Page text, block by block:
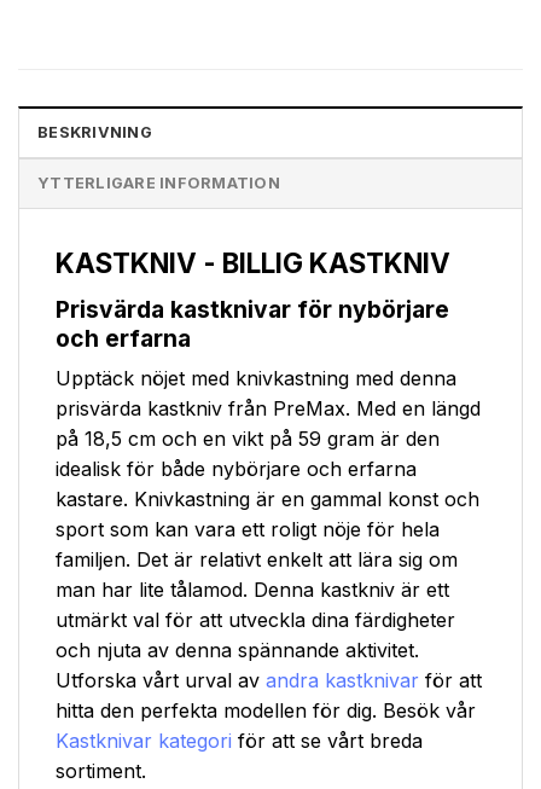
BESKRIVNING
YTTERLIGARE INFORMATION
KASTKNIV - BILLIG KASTKNIV
Prisvärda kastknivar för nybörjare
och erfarna
Upptäck nöjet med knivkastning med denna
prisvärda kastkniv från PreMax. Med en längd
på 18,5 cm och en vikt på 59 gram är den
idealisk för både nybörjare och erfarna
kastare. Knivkastning är en gammal konst och
sport som kan vara ett roligt nöje för hela
familjen. Det är relativt enkelt att lära sig om
man har lite tålamod. Denna kastkniv är ett
utmärkt val för att utveckla dina färdigheter
och njuta av denna spännande aktivitet.
Utforska vårt urval av andra kastknivar för att
hitta den perfekta modellen för dig. Besök vår
Kastknivar kategori för att se vårt breda
sortiment.